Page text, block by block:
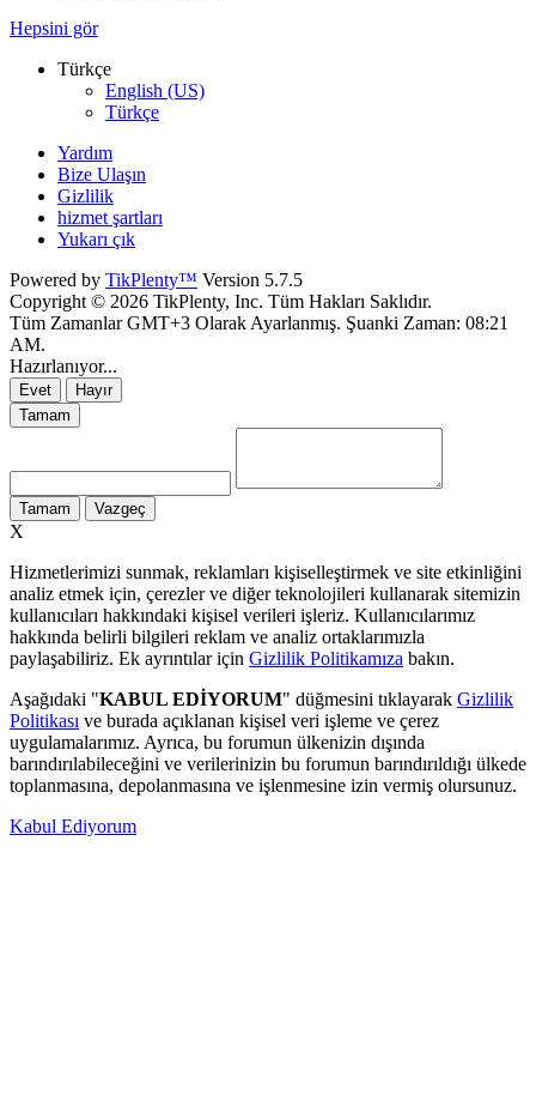
Hepsini gör
Türkçe
English (US)
Türkçe
Yardım
Bize Ulaşın
Gizlilik
hizmet şartları
Yukarı çık
Powered by TikPlenty™ Version 5.7.5
Copyright © 2026 TikPlenty, Inc. Tüm Hakları Saklıdır.
Tüm Zamanlar GMT+3 Olarak Ayarlanmış. Şuanki Zaman: 08:21
AM.
Hazırlanıyor...
Evet
Hayır
Tamam
Tamam Vazgeç
X
Hizmetlerimizi sunmak, reklamları kişiselleştirmek ve site etkinliğini
analiz etmek için, çerezler ve diğer teknolojileri kullanarak sitemizin
kullanıcıları hakkındaki kişisel verileri işleriz. Kullanıcılarımız
hakkında belirli bilgileri reklam ve analiz ortaklarımızla
paylaşabiliriz. Ek ayrıntılar için Gizlilik Politikamıza bakın.
Aşağıdaki "KABUL EDİYORUM" düğmesini tıklayarak Gizlilik
Politikası ve burada açıklanan kişisel veri işleme ve çerez
uygulamalarımız. Ayrıca, bu forumun ülkenizin dışında
barındırılabileceğini ve verilerinizin bu forumun barındırıldığı ülkede
toplanmasına, depolanmasına ve işlenmesine izin vermiş olursunuz.
Kabul Ediyorum